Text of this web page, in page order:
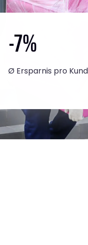
-7%
Ø Ersparnis pro